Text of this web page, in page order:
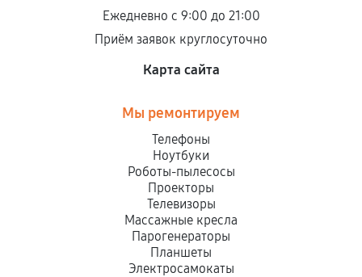
Ежедневно с 9:00 до 21:00
Приём заявок круглосуточно
Карта сайта
Мы ремонтируем
Телефоны
Ноутбуки
Роботы-пылесосы
Проекторы
Телевизоры
Массажные кресла
Парогенераторы
Планшеты
Электросамокаты